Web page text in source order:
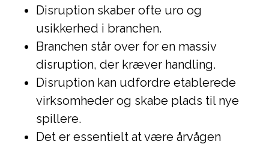
Disruption skaber ofte uro og
usikkerhed i branchen.
Branchen står over for en massiv
disruption, der kræver handling.
Disruption kan udfordre etablerede
virksomheder og skabe plads til nye
spillere.
Det er essentielt at være årvågen